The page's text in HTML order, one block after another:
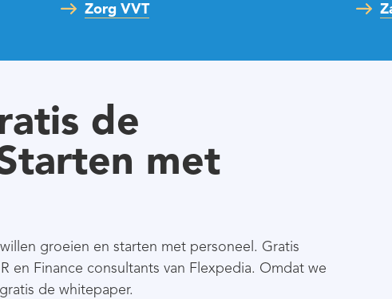
Zorg VVT
de
met
groeien en starten met personeel. Gratis
en Finance consultants van Flexpedia. Omdat we
de whitepaper.